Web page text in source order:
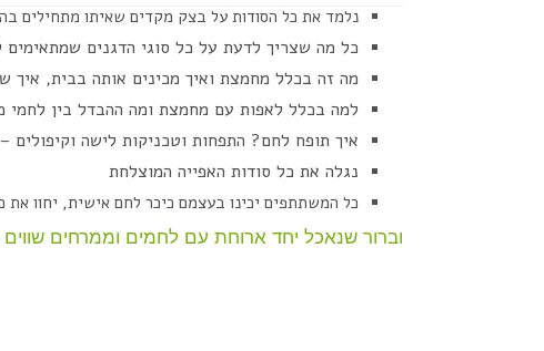
נלמד את כל הסודות על בצק מקדים שאיתו מתחילים
כל מה שצריך לדעת על כל סוגי הדגנים שמתאימים
מה זה בכלל מחמצת ואיך מכינים אותה בבית, איך
למה בכלל לאפות עם מחמצת ומה ההבדל בין
איך תופח לחם? התפחות וטכניקות לישה
נגלה את כל סודות האפייה המוצלחת
כל המשתתפים יכינו בעצמם כיכר לחם אישית, יחוו
וברור שנאכל יחד ארוחת עם לחמים וממרחים שווים